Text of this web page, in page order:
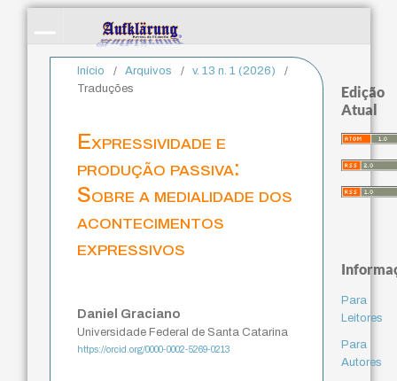
Início / Arquivos / v. 13 n. 1 (2026)
/
Traduções
Expressividade e
produção passiva:
Sobre a medialidade dos
acontecimentos
expressivos
Daniel Graciano
Universidade Federal de Santa Catarina
https://orcid.org/0000-0002-5269-0213
Edição
Atual
Para
Leitores
Para
Autores